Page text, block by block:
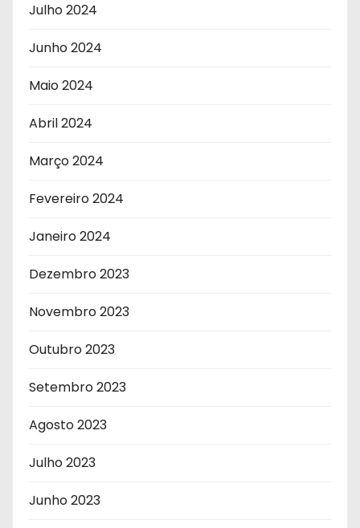
Julho 2024
Junho 2024
Maio 2024
Abril 2024
Março 2024
Fevereiro 2024
Janeiro 2024
Dezembro 2023
Novembro 2023
Outubro 2023
Setembro 2023
Agosto 2023
Julho 2023
Junho 2023